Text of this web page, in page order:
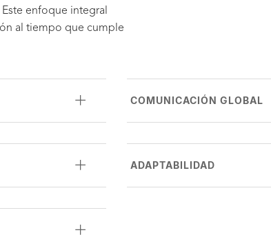
enfoque integral
al tiempo que cumple
COMUNICACIÓN GLOBAL
ADAPTABILIDAD